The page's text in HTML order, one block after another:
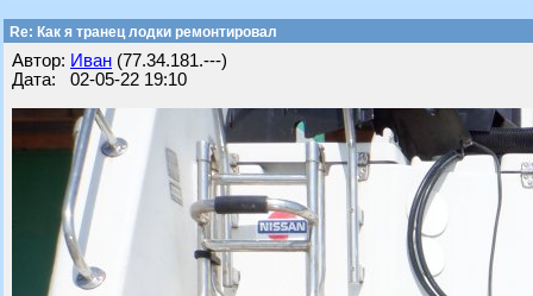
Re: Как я транец лодки ремонтировал
Автор: Иван (77.34.181.---)
Дата: 02-05-22 19:10